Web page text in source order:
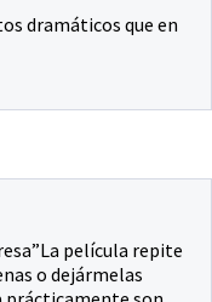
dramáticos que en
película repite
o dejármelas